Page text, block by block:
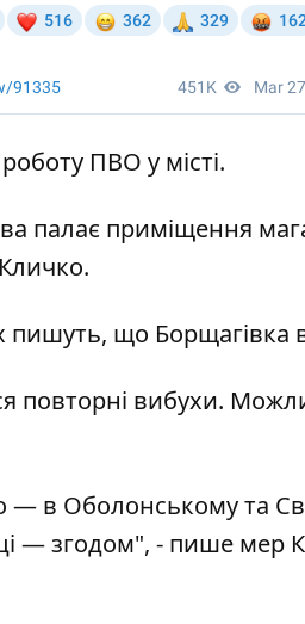
ПВО у місті.
палає приміщення
що Борщагівка
повторні вибухи.
— в Оболонському та
— згодом", - пише мер